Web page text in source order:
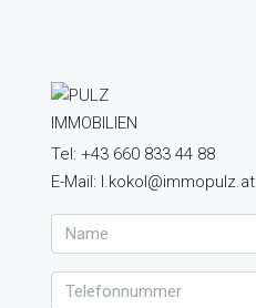
Tel: +43 660 833 44 88
E-Mail: l.kokol@immopulz.at